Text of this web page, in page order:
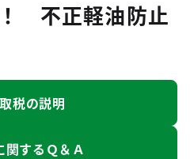
不正軽油防止
税の説明
関するＱ＆Ａ